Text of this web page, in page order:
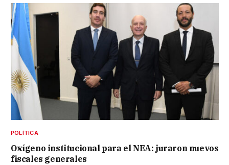
POLÍTICA
Oxígeno institucional para el NEA: juraron nuevos
fiscales generales